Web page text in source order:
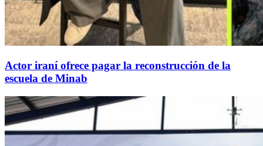
Actor iraní ofrece pagar la reconstrucción de la
escuela de Minab